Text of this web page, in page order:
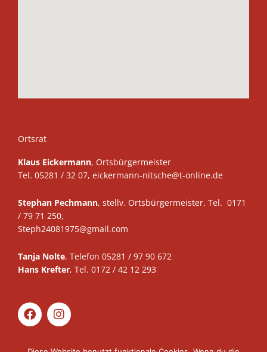
Ortsrat
Klaus Eickermann, Ortsbürgermeister
Tel. 05281 / 32 07, eickermann-nitsche@t-online.de
Stephan Pechmann, stellv. Ortsbürgermeister, Tel. 0171
/ 79 71 250,
Steph24081975@gmail.com
Tanja Nolte, Telefon 05281 / 97 90 672
Hans Krefter, Tel. 0172 / 42 12 293
F
a
c
I
n
s